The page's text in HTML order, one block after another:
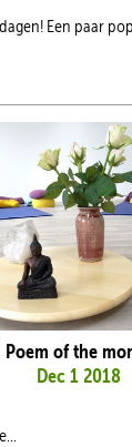
Een paar
Poem of the
Dec 1 2018